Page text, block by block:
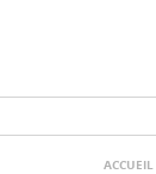
principal
ACCUEIL